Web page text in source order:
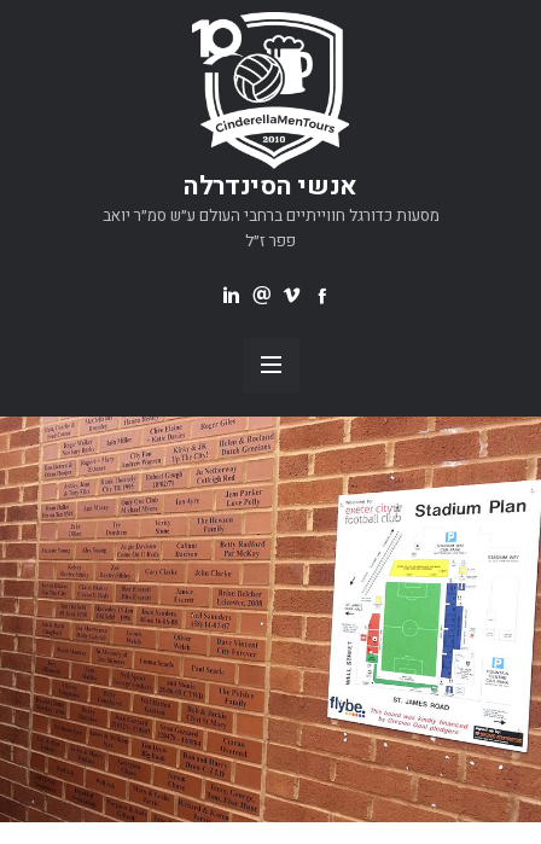
אנשי הסינדרלה
מסעות כדורגל חווייתיים ברחבי העולם ע״ש סמ״ר יואב
פפר ז״ל